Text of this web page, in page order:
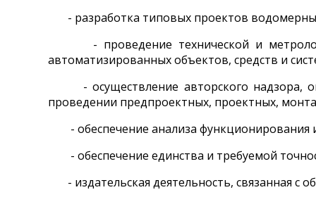
- разработка типовых проектов
- проведение технической и
автоматизированных объектов, средств и
- осуществление авторского надзора,
проведении предпроектных, проектных,
- обеспечение анализа функционирования
- обеспечение единства и требуемой
- издательская деятельность, связанная с